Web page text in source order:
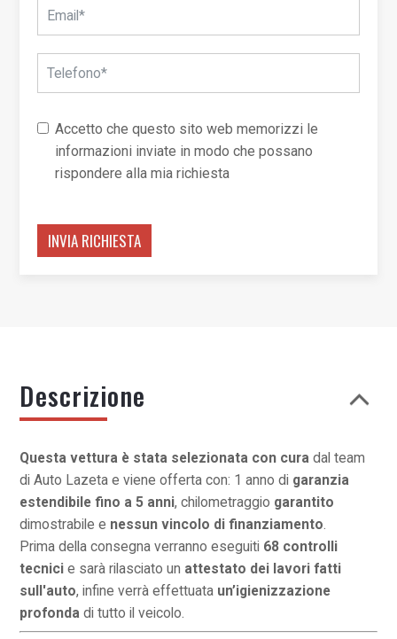
Accetto che questo sito web memorizzi le
informazioni inviate in modo che possano
rispondere alla mia richiesta
INVIA RICHIESTA
Descrizione
Questa vettura è stata selezionata con cura dal team
di Auto Lazeta e viene offerta con: 1 anno di garanzia
estendibile fino a 5 anni, chilometraggio garantito
dimostrabile e nessun vincolo di finanziamento.
Prima della consegna verranno eseguiti 68 controlli
tecnici e sarà rilasciato un attestato dei lavori fatti
sull'auto, infine verrà effettuata un’igienizzazione
profonda di tutto il veicolo.